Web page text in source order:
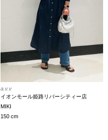
a.v.v
イオンモール姫路リバーシティー店
MIKI
150 cm